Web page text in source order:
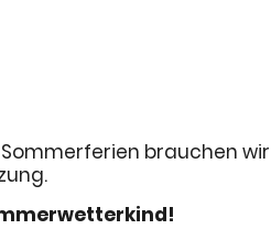
Sommerferien brauchen wir